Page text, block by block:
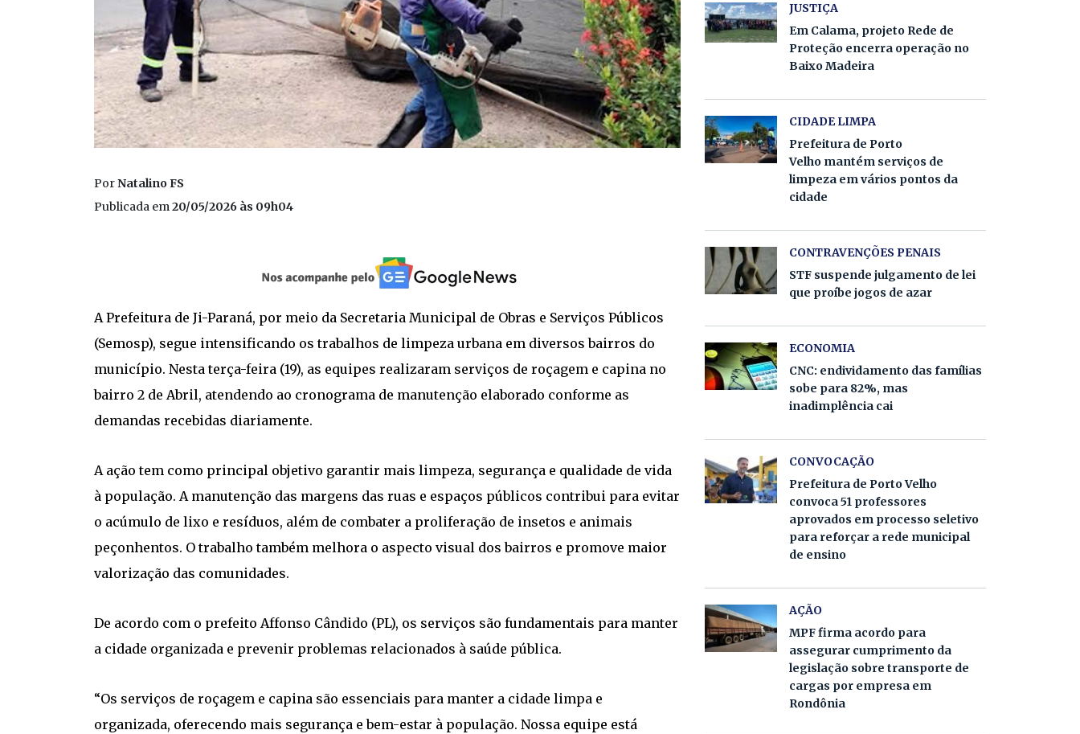
PorNatalino FS
Publicada em20/05/2026 às 09h04
A Prefeitura de Ji-Paraná, por meio da Secretaria Municipal de Obras e Serviços Públicos
(Semosp), segue intensificando os trabalhos de limpeza urbana em diversos bairros do
município. Nesta terça-feira (19), as equipes realizaram serviços de roçagem e capina no
bairro 2 de Abril, atendendo ao cronograma de manutenção elaborado conforme as
demandas recebidas diariamente.
A ação tem como principal objetivo garantir mais limpeza, segurança e qualidade de vida
à população. A manutenção das margens das ruas e espaços públicos contribui para evitar
o acúmulo de lixo e resíduos, além de combater a proliferação de insetos e animais
peçonhentos. O trabalho também melhora o aspecto visual dos bairros e promove maior
valorização das comunidades.
De acordo com o prefeito Affonso Cândido (PL), os serviços são fundamentais para manter
a cidade organizada e prevenir problemas relacionados à saúde pública.
“Os serviços de roçagem e capina são essenciais para manter a cidade limpa e
organizada, oferecendo mais segurança e bem-estar à população. Nossa equipe está
JUSTIÇA
Em Calama, projeto Rede de
Proteção encerra operação no
Baixo Madeira
CIDADE LIMPA
Prefeitura de Porto
Velho mantém serviços de
limpeza em vários pontos da
cidade
CONTRAVENÇÕES PENAIS
STF suspende julgamento de lei
que proíbe jogos de azar
ECONOMIA
CNC: endividamento das famílias
sobe para 82%, mas
inadimplência cai
CONVOCAÇÃO
Prefeitura de Porto Velho
convoca 51 professores
aprovados em processo seletivo
para reforçar a rede municipal
de ensino
AÇÃO
MPF firma acordo para
assegurar cumprimento da
legislação sobre transporte de
cargas por empresa em
Rondônia